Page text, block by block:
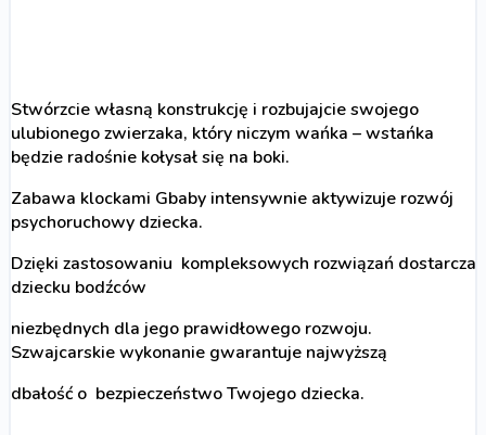
Stwórzcie własną konstrukcję i rozbujajcie swojego
ulubionego zwierzaka, który niczym wańka – wstańka
będzie radośnie kołysał się na boki.
Zabawa klockami Gbaby intensywnie aktywizuje rozwój
psychoruchowy dziecka.
Dzięki zastosowaniu kompleksowych rozwiązań dostarcza
dziecku bodźców
niezbędnych dla jego prawidłowego rozwoju.
Szwajcarskie wykonanie gwarantuje najwyższą
dbałość o bezpieczeństwo Twojego dziecka.